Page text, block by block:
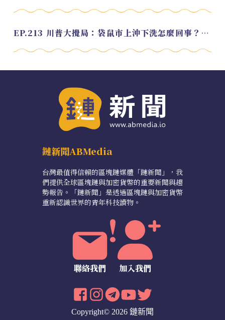
EP.213 川普大攪局：袋鼠市上沖下洗怎麼回事？feat. Alvin
鏈新聞ABMedia
台灣最值得信賴的區塊鏈媒體「鏈新聞」，我
們提供全球區塊鏈與加密貨幣的重要新聞與趨
勢報告。「鏈新聞」是透過區塊鏈與加密貨幣
重新認識世界的青年科技讀物。
聯絡我們 加入我們
Copyright© 2026 鏈新聞